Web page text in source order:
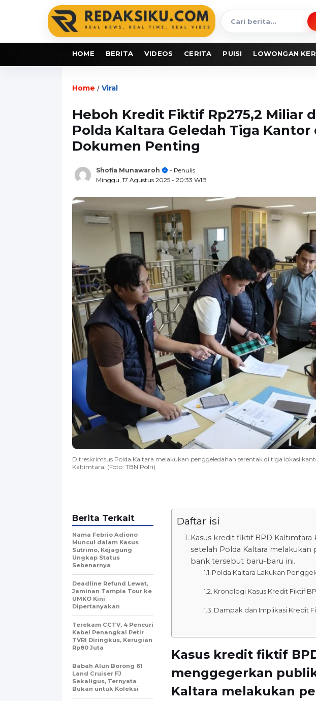
Cari
berita
HOME BERITA VIDEOS CERITA PUISI LOWONGAN
Home / Viral
Heboh Kredit Fiktif Rp275,2 Miliar
Polda Kaltara Geledah Tiga Kantor
Dokumen Penting
Shofia Munawaroh
- Penulis
Minggu, 17 Agustus 2025 - 20:33 WIB
Ditreskrimsus Polda Kaltara melakukan penggeledahan serentak di tiga lokasi
Kaltimtara. (Foto: TBN Polri)
Daftar isi
Kasus kredit fiktif BPD
setelah Polda Kaltara
bank tersebut baru-baru ini.
Polda Kaltara Lakukan
Kronologi Kasus Kredit Fiktif
Dampak dan Implikasi Kredit
Kasus kredit fiktif
menggegerkan
Kaltara melakukan
Berita Terkait
Nama Febrio Adiono
Muncul dalam Kasus
Sutrimo, Kejagung
Ungkap Status
Sebenarnya
Deadline Refund Lewat,
Jaminan Tampia Tour ke
UMKO Kini
Dipertanyakan
Terekam CCTV, 4 Pencuri
Kabel Penangkal Petir
TVRI Diringkus, Kerugian
Rp80 Juta
Babah Alun Borong 61
Land Cruiser FJ
Sekaligus, Ternyata
Bukan untuk Koleksi